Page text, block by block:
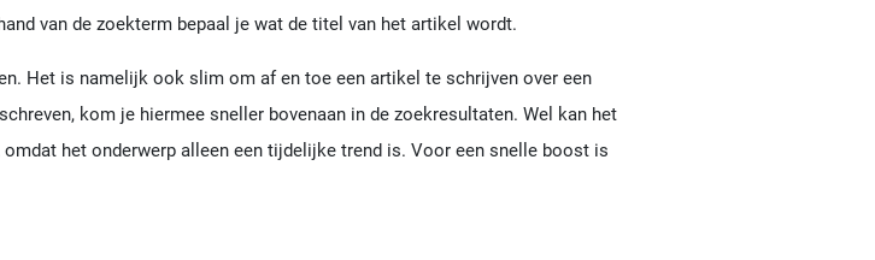
van de zoekterm bepaal je wat de titel van het artikel wordt.
Het is namelijk ook slim om af en toe een artikel te schrijven over een
kom je hiermee sneller bovenaan in de zoekresultaten. Wel kan het
het onderwerp alleen een tijdelijke trend is. Voor een snelle boost is